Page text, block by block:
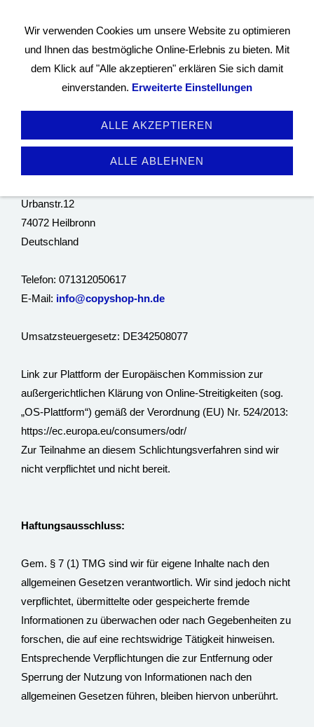
Impressum
Copyshop-Heilbronn
Urbanstr.12
74072 Heilbronn
Deutschland
Telefon: 071312050617
E-Mail: info@copyshop-hn.de
Umsatzsteuergesetz: DE342508077
Link zur Plattform der Europäischen Kommission zur
außergerichtlichen Klärung von Online-Streitigkeiten (sog.
„OS-Plattform“) gemäß der Verordnung (EU) Nr. 524/2013:
https://ec.europa.eu/consumers/odr/
Zur Teilnahme an diesem Schlichtungsverfahren sind wir
nicht verpflichtet und nicht bereit.
Haftungsausschluss:
Gem. § 7 (1) TMG sind wir für eigene Inhalte nach den
allgemeinen Gesetzen verantwortlich. Wir sind jedoch nicht
verpflichtet, übermittelte oder gespeicherte fremde
Informationen zu überwachen oder nach Gegebenheiten zu
forschen, die auf eine rechtswidrige Tätigkeit hinweisen.
Entsprechende Verpflichtungen die zur Entfernung oder
Sperrung der Nutzung von Informationen nach den
allgemeinen Gesetzen führen, bleiben hiervon unberührt.
Wir verwenden Cookies um unsere Website zu optimieren
und Ihnen das bestmögliche Online-Erlebnis zu bieten. Mit
dem Klick auf "Alle akzeptieren" erklären Sie sich damit
einverstanden. Erweiterte Einstellungen
ALLE AKZEPTIEREN
ALLE ABLEHNEN